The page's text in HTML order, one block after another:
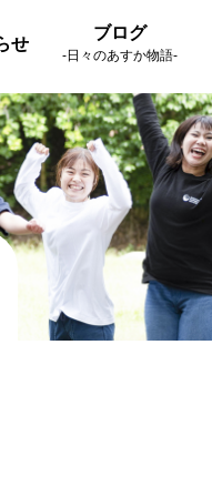
せ
ブログ
-日々のあすか物語-